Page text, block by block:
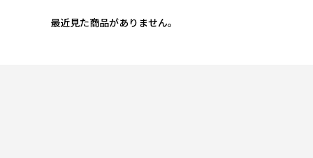
最近見た商品がありません。